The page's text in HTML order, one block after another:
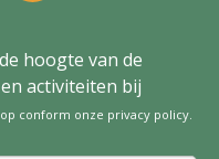
hoogte van de
activiteiten bij
conform onze privacy policy.